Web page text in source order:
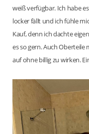
weiß verfügbar. Ich habe
locker fällt und ich fühle
Kauf, denn ich dachte
es so gern. Auch Oberteile
auf ohne billig zu wirken.